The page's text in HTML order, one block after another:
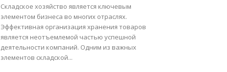
Складское хозяйство является ключевым
элементом бизнеса во многих отраслях.
Эффективная организация хранения товаров
является неотъемлемой частью успешной
деятельности компаний. Одним из важных
элементов складской...